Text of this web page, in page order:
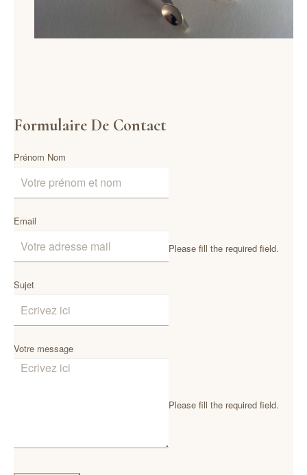
Formulaire De Contact
Prénom Nom
Email
Please fill the required field.
Sujet
Votre message
Please fill the required field.